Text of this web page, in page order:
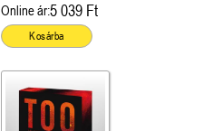
Online ár:5 039 Ft
Kosárba